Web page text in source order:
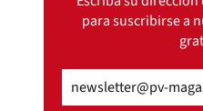
para suscribirse a
(Obligatorio)